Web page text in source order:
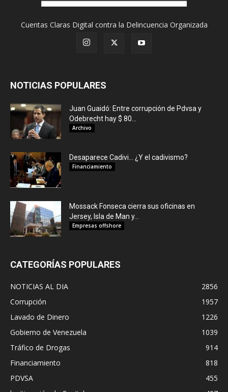
Cuentas Claras Digital contra la Delincuencia Organizada
NOTICIAS POPULARES
Juan Guaidó: Entre corrupción de Pdvsa y
Odebrecht hay $ 80...
Archivo
Desaparece Cadivi… ¿Y el cadivismo?
Financiamiento
Mossack Fonseca cierra sus oficinas en
Jersey, Isla de Man y...
Empresas offshore
CATEGORÍAS POPULARES
NOTICIAS AL DIA
2856
Corrupción
1957
Lavado de Dinero
1226
Gobierno de Venezuela
1039
Tráfico de Drogas
914
Financiamiento
818
PDVSA
455